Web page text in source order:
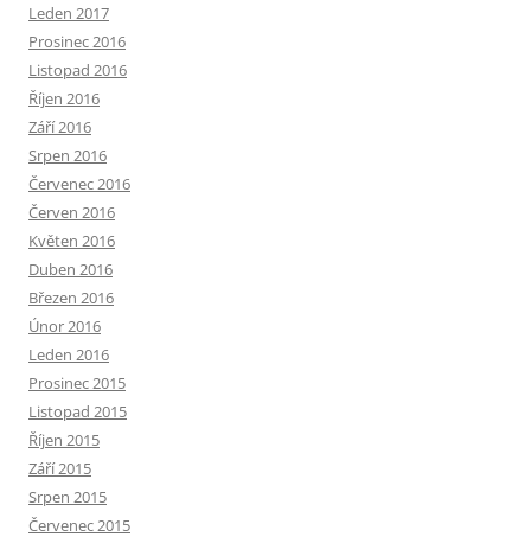
Leden 2017
Prosinec 2016
Listopad 2016
Říjen 2016
Září 2016
Srpen 2016
Červenec 2016
Červen 2016
Květen 2016
Duben 2016
Březen 2016
Únor 2016
Leden 2016
Prosinec 2015
Listopad 2015
Říjen 2015
Září 2015
Srpen 2015
Červenec 2015